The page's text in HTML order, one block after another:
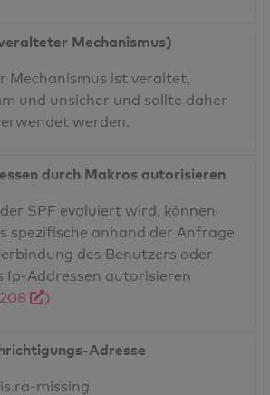
Mechanismus)
Mechanismus ist veraltet,
und unsicher und sollte daher
werden.
durch Makros autorisieren
SPF evaluiert wird, können
spezifische anhand der Anfrage
des Benutzers oder
Ip-Addressen autorisieren
)
Adresse
missing